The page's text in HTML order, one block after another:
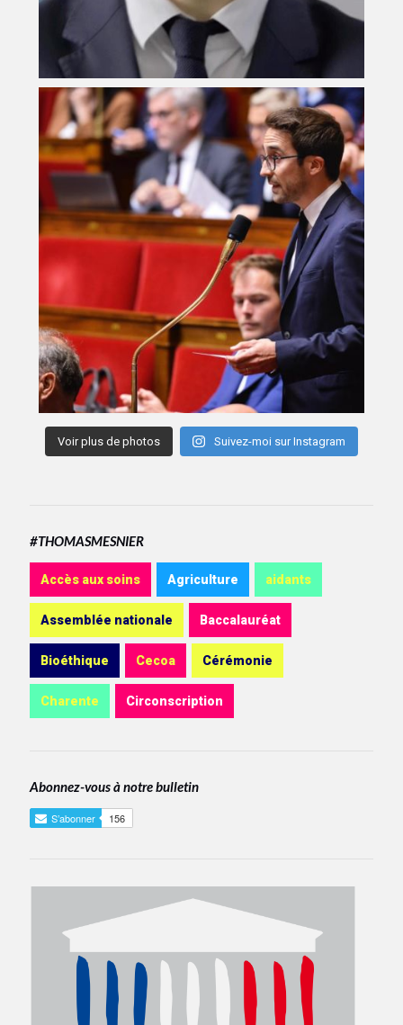
Voir plus de photos Suivez-moi sur Instagram
#THOMASMESNIER
Accès aux soins Agriculture aidants
Assemblée nationale Baccalauréat
Bioéthique Cecoa Cérémonie
Charente Circonscription
Abonnez-vous à notre bulletin